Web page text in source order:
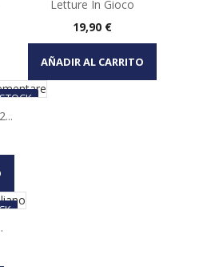
Letture In Gioco
Precio
19,90 €
AÑADIR AL CARRITO